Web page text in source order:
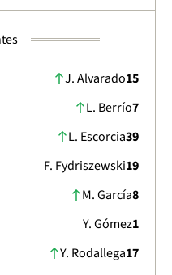
15
J. Alvarado
7
L. Berrío
39
L. Escorcia
19
F. Fydriszewski
8
M. García
1
Y. Gómez
17
Y. Rodallega